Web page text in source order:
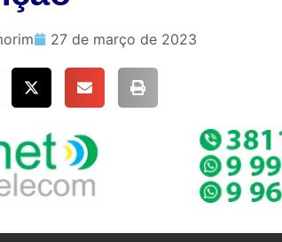
27 de março de 2023